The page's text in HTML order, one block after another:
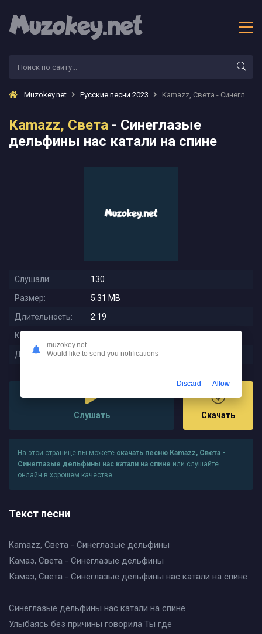
Muzokey.net Русские песни 2023 Kamazz, Света - Синеглазые дельфины нас катали на спине
Kamazz, Света - Синеглазые
дельфины нас катали на спине
Слушали:
130
Размер:
5.31 MB
Длительность:
2:19
Качество:
Дата релиза:
2023-08-04 00:38:33
Слушать Скачать
На этой странице вы можете скачать песню Kamazz, Света -
Синеглазые дельфины нас катали на спине или слушайте
онлайн в хорошем качестве
Текст песни
Kamazz, Света - Синеглазые дельфины
Камаз, Света - Синеглазые дельфины
Камаз, Света - Синеглазые дельфины нас катали на спине
Синеглазые дельфины нас катали на спине
Улыбаясь без причины говорила Ты где
muzokey.net
Would like to send you notifications
Discard Allow